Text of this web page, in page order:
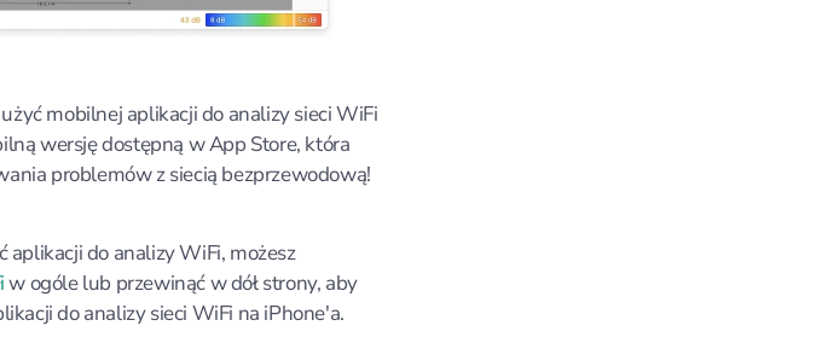
mobilnej aplikacji do analizy sieci WiFi
wersję dostępną w App Store, która
problemów z siecią bezprzewodową!
aplikacji do analizy WiFi, możesz
w ogóle lub przewinąć w dół strony, aby
do analizy sieci WiFi na iPhone'a.